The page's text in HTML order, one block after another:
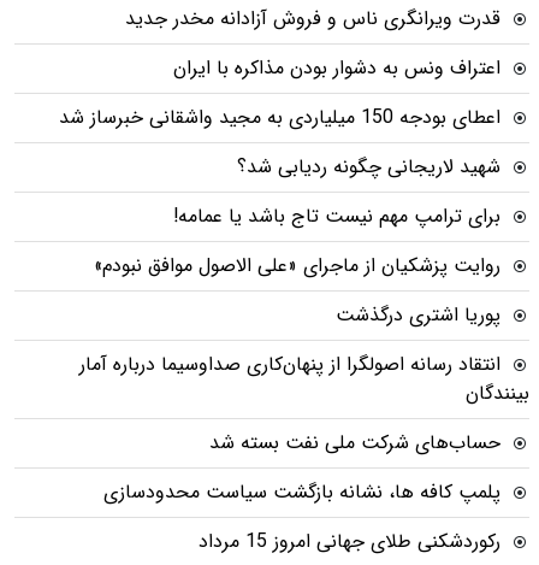
قدرت ویرانگری ناس و فروش آزادانه مخدر جدید
اعتراف ونس به دشوار بودن مذاکره با ایران
اعطای بودجه 150 میلیاردی به مجید واشقانی خبرساز شد
شهید لاریجانی چگونه ردیابی شد؟
برای ترامپ مهم نیست تاج باشد یا عمامه!
روایت پزشکیان از ماجرای «علی الاصول موافق نبودم»
پوریا اشتری درگذشت
انتقاد رسانه اصولگرا از پنهان‌کاری صداوسیما درباره آمار
بینندگان
حساب‌های شرکت ملی نفت بسته شد
پلمپ کافه ها، نشانه بازگشت سیاست محدودسازی
رکوردشکنی طلای جهانی امروز 15 مرداد